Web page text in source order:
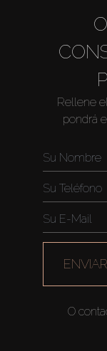
Rellene
pondrá
ENVIAR
O